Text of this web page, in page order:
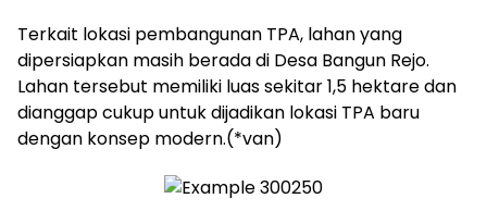
Terkait lokasi pembangunan TPA, lahan yang
dipersiapkan masih berada di Desa Bangun Rejo.
Lahan tersebut memiliki luas sekitar 1,5 hektare dan
dianggap cukup untuk dijadikan lokasi TPA baru
dengan konsep modern.(*van)